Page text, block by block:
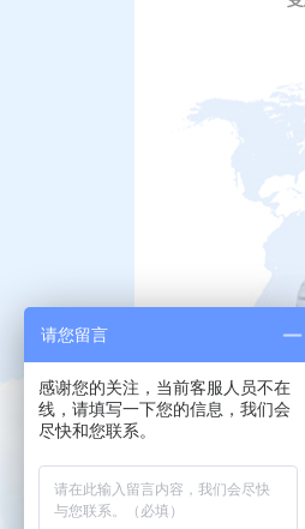
请您留言
感谢您的关注，当前客服人员不在
线，请填写一下您的信息，我们会
尽快和您联系。